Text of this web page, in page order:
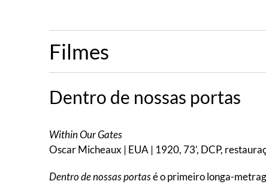
Filmes
Dentro de nossas portas
Within Our Gates
Oscar Micheaux | EUA | 1920, 73’, DCP,
Dentro de nossas portasé o primeiro longa-